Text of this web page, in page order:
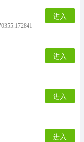
迷你dayz2（MiniDayZ2）官方正版
进入
进入
进入
进入